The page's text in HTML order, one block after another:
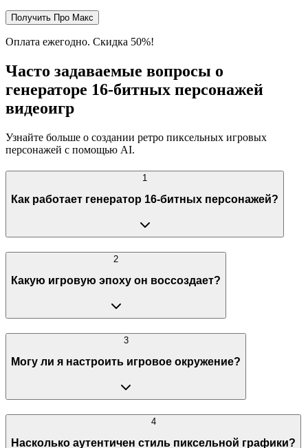
Получить Про Макс
Оплата ежегодно. Скидка 50%!
Часто задаваемые вопросы о
генераторе 16-битных персонажей
видеоигр
Узнайте больше о создании ретро пиксельных игровых
персонажей с помощью AI.
1
Как работает генератор 16-битных персонажей?
2
Какую игровую эпоху он воссоздает?
3
Могу ли я настроить игровое окружение?
4
Насколько аутентичен стиль пиксельной графики?